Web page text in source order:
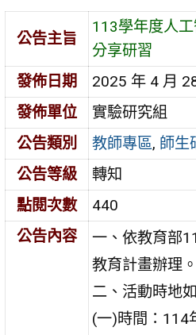
公告主旨
113學年度人
分享研習
發佈日期
2025 年 4 月
發佈單位
實驗研究組
公告類別
教師專區, 師生
公告等級
轉知
點閱次數
440
公告內容
一、依教育部
教育計畫辦理。
二、活動時地
(一)時間：114